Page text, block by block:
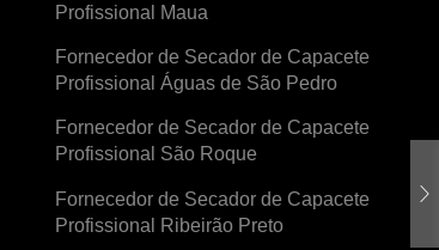
Profissional Maua
Fornecedor de Secador de Capacete
Profissional Águas de São Pedro
Fornecedor de Secador de Capacete
Profissional São Roque
Fornecedor de Secador de Capacete
Profissional Ribeirão Preto